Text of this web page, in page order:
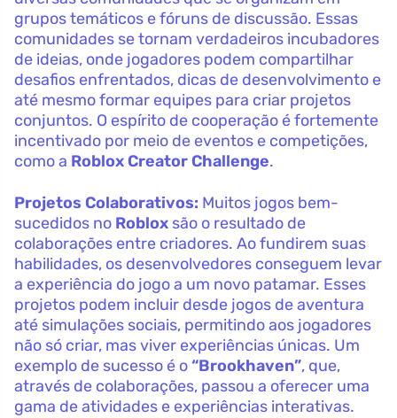
grupos temáticos e fóruns de discussão. Essas
comunidades se tornam verdadeiros incubadores
de ideias, onde jogadores podem compartilhar
desafios enfrentados, dicas de desenvolvimento e
até mesmo formar equipes para criar projetos
conjuntos. O espírito de cooperação é fortemente
incentivado por meio de eventos e competições,
como a Roblox Creator Challenge.
Projetos Colaborativos: Muitos jogos bem-
sucedidos no Roblox são o resultado de
colaborações entre criadores. Ao fundirem suas
habilidades, os desenvolvedores conseguem levar
a experiência do jogo a um novo patamar. Esses
projetos podem incluir desde jogos de aventura
até simulações sociais, permitindo aos jogadores
não só criar, mas viver experiências únicas. Um
exemplo de sucesso é o “Brookhaven”, que,
através de colaborações, passou a oferecer uma
gama de atividades e experiências interativas.